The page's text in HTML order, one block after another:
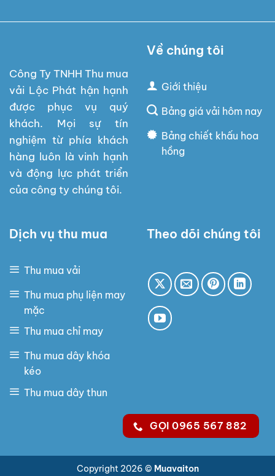
Công Ty TNHH Thu mua
vải Lộc Phát hận hạnh
được phục vụ quý
khách. Mọi sự tín
nghiệm từ phía khách
hàng luôn là vinh hạnh
và động lực phát triển
của công ty chúng tôi.
Về chúng tôi
Giới thiệu
Bảng giá vải hôm nay
Bảng chiết khấu hoa
hồng
Dịch vụ thu mua
Thu mua vải
Thu mua phụ liện may
mặc
Thu mua chỉ may
Thu mua dây khóa
kéo
Thu mua dây thun
Theo dõi chúng tôi
GỌI 0965 567 882
Copyright 2026 © Muavaiton